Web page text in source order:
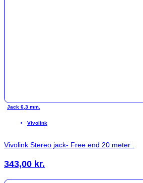
Jack 6,3 mm.
Vivolink
Vivolink Stereo jack- Free end 20 meter .
343,00 kr.